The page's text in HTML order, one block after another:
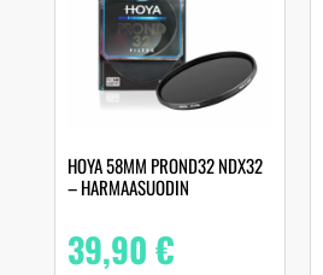
HOYA 58MM PROND32 NDX32
– HARMAASUODIN
39,90€